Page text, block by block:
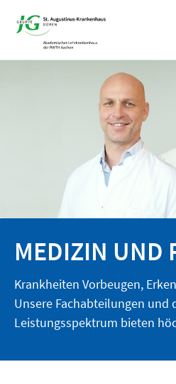
MEDIZIN UND
Krankheiten Vorbeugen,
Unsere Fachabteilungen und
Leistungsspektrum bieten